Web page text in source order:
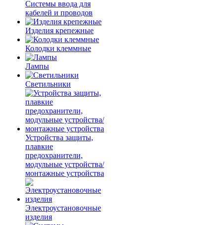
Системы ввода для
кабелей и проводов
Изделия крепежные
Колодки клеммные
Лампы
Светильники
Устройства защиты,
плавкие
предохранители,
модульные устройства/
монтажные устройства
Электроустановочные
изделия